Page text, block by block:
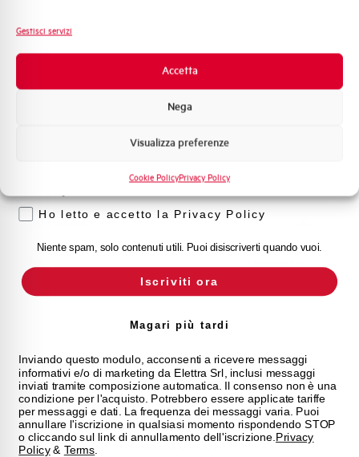
Gestisci servizi
Accetta
Nega
Visualizza preferenze
Cookie PolicyPrivacy Policy
EN 60947-1; EN 60947-3
Omologazioni
Stato Acquistabile
Hai bisogno di supporto?
Customer
Sistema Quadri
Promozioni e offerte
Formazione tecnica
Voglio ricevere aggiornamenti, novità di
Ho letto e accetto la Privacy Policy
Niente spam, solo contenuti utili. Puoi disiscriverti quando vuoi.
Iscriviti ora
Magari più tardi
Inviando questo modulo, acconsenti a ricevere messaggi
informativi e/o di marketing da Elettra Srl, inclusi messaggi
inviati tramite composizione automatica. Il consenso non è una
condizione per l'acquisto. Potrebbero essere applicate tariffe
per messaggi e dati. La frequenza dei messaggi varia. Puoi
annullare l'iscrizione in qualsiasi momento rispondendo STOP
o cliccando sul link di annullamento dell'iscrizione. Privacy
Policy& Terms